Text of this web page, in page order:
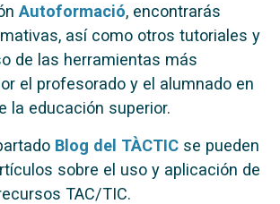
Autoformació, encontrarás
así como otros tutoriales y
de las herramientas más
el profesorado y el alumnado en
la educación superior.
Blog del TÀCTIC se pueden
sobre el uso y aplicación de
TAC/TIC.